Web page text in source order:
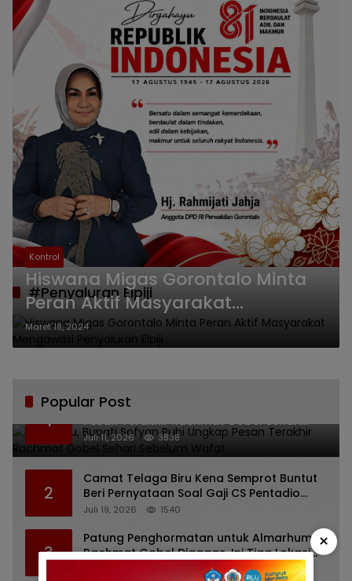
#Penyaluran Elpiji
Kontrol
Hiswana Migas Gorontalo Minta
Peran Aktif Masyarakat
Mengawasi Penyaluran Elpiji
Maret 18, 2024
Popular Post
1
Bikin Haru, Bupati Sofyan Puhi Ungkap
Pesan Terakhir Rachmat Gobel Sehari
Sebelum Wafat
Juli 11, 2026 3838
2
Camat Telaga Biru Kena Semprot Buntut
Beri Pernyataan Soal Gaji CS Pentadio
Barat yang Nunggak
Juli 19, 2026 1540
3
Patung Penghormatan untuk Almarhum
Rachmat Gobel Digagas, Ini Tiga Lokasi ×